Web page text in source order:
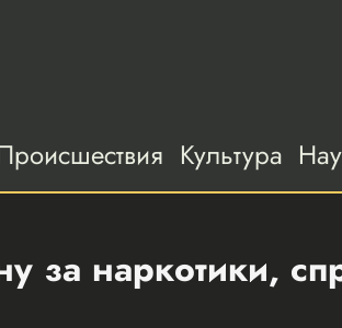
Культура
за наркотики,